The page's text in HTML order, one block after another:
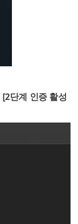
[2단계 인증 활성